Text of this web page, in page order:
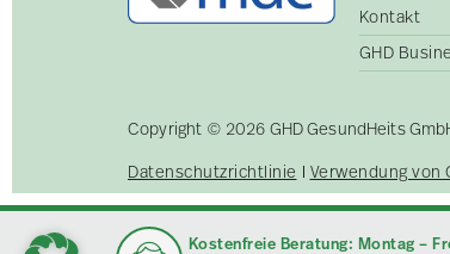
Kontakt
GHD
Copyright © 2026 GHD GesundHeits
Datenschutzrichtlinie
Verwendung von
Kostenfreie Beratung: Montag –